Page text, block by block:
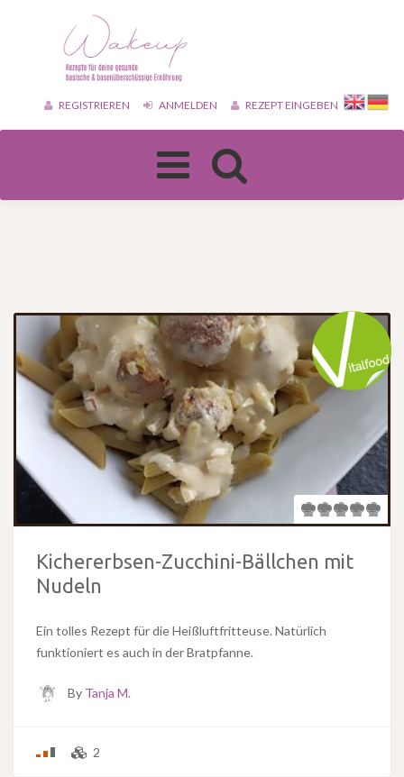
REGISTRIEREN ANMELDEN REZEPT EINGEBEN
Toggle
navigation
Kichererbsen-Zucchini-Bällchen mit
Nudeln
Ein tolles Rezept für die Heißluftfritteuse. Natürlich
funktioniert es auch in der Bratpfanne.
By Tanja M.
2